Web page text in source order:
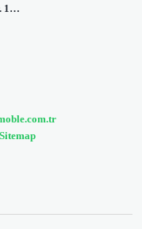
1…
Sitemap